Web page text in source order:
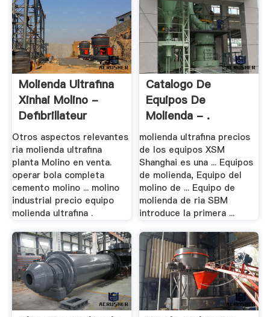
Molienda Ultrafina
Xinhai Molino -
Defibrillateur
Otros aspectos relevantes
ria molienda ultrafina
planta Molino en venta.
operar bola completa
cemento molino ... molino
industrial precio equipo
molienda ultrafina .
Catalogo De
Equipos De
Molienda - .
molienda ultrafina precios
de los equipos XSM
Shanghai es una ... Equipos
de molienda, Equipo del
molino de ... Equipo de
molienda de ria SBM
introduce la primera ...